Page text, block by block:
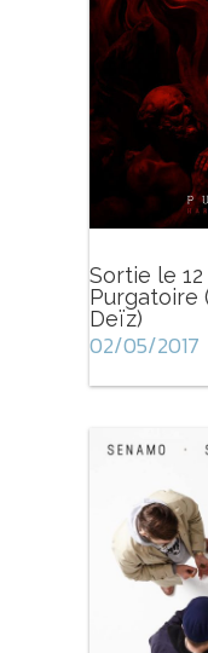
Sortie le 12
Purgatoire
Deïz)
02/05/2017